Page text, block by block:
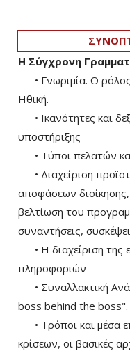
Η Σύγχρονη
• Γνωριμία. Ο
Ηθική.
• Ικανότητες και
υποστήριξης
• Τύποι πελατών
• Διαχείριση
αποφάσεων
βελτίωση του
συναντήσεις,
• Η διαχείριση της
πληροφοριών
• Συναλλακτική
boss behind the boss".
• Τρόποι και μέσα
κρίσεων, οι βασικές